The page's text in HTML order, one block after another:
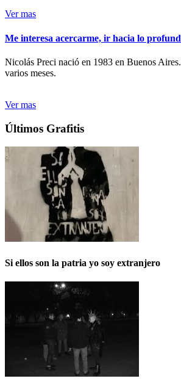
Ver mas
Me interesa acercarme, ir hacia lo
Nicolás Preci nació en 1983 en Buenos
varios meses.
Ver mas
Últimos Grafitis
Si ellos son la patria yo soy extranjero